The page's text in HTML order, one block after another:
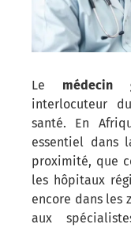
Le médecin
interlocuteur
santé. En
essentiel dans
proximité, que
les hôpitaux
encore dans les
aux